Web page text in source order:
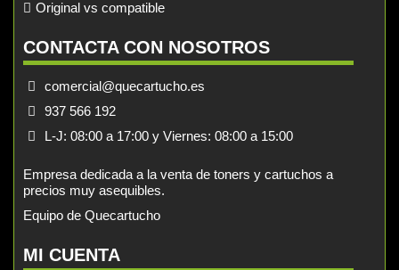
Original vs compatible
CONTACTA CON NOSOTROS
comercial@quecartucho.es
937 566 192
L-J: 08:00 a 17:00 y Viernes: 08:00 a 15:00
Empresa dedicada a la venta de toners y cartuchos a
precios muy asequibles.
Equipo de Quecartucho
MI CUENTA